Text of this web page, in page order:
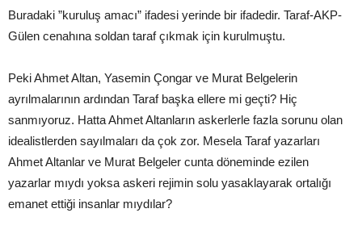
Buradaki ”kuruluş amacı” ifadesi yerinde bir ifadedir. Taraf-AKP-
Gülen cenahına soldan taraf çıkmak için kurulmuştu.
Peki Ahmet Altan, Yasemin Çongar ve Murat Belgelerin
ayrılmalarının ardından Taraf başka ellere mi geçti? Hiç
sanmıyoruz. Hatta Ahmet Altanların askerlerle fazla sorunu olan
idealistlerden sayılmaları da çok zor. Mesela Taraf yazarları
Ahmet Altanlar ve Murat Belgeler cunta döneminde ezilen
yazarlar mıydı yoksa askeri rejimin solu yasaklayarak ortalığı
emanet ettiği insanlar mıydılar?